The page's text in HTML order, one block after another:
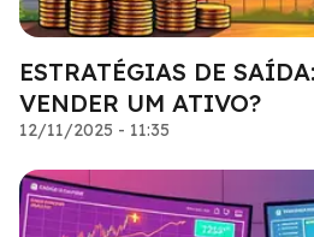
ESTRATÉGIAS DE
VENDER UM ATIVO?
12/11/2025 - 11:35